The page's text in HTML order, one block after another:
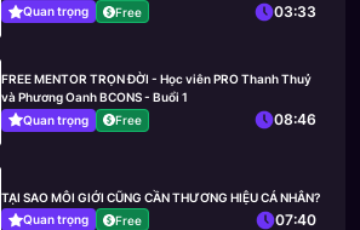
Quan trọng
Free 03:33
FREE MENTOR TRỌN ĐỜI - Học viên PRO Thanh Thuỷ
và Phương Oanh BCONS - Buổi 1
Quan trọng
Free 08:46
TẠI SAO MÔI GIỚI CŨNG CẦN THƯƠNG HIỆU CÁ NHÂN?
Quan trọng
Free 07:40